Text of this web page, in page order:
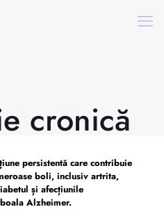
cronică
persistentă care contribuie
boli, inclusiv artrita,
și afecțiunile
Alzheimer.